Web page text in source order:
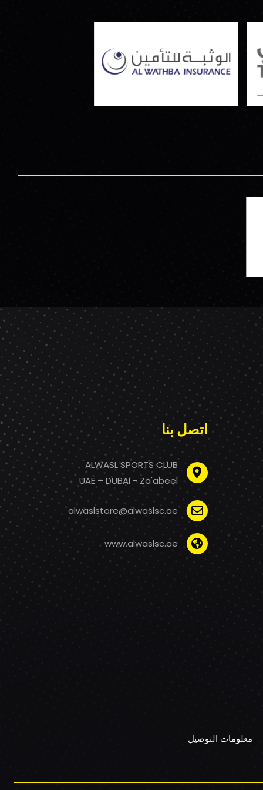
اتصل بنا
ALWASL SPORTS CLUB
UAE – DUBAI - Za'abeel
alwaslstore@alwaslsc.ae
www.alwaslsc.ae
معلومات التوصيل